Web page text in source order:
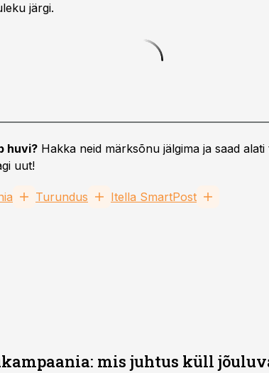
järgi.
huvi? Hakka neid märksõnu jälgima ja saad
uut!
Turundus Itella SmartPost
mis juhtus küll